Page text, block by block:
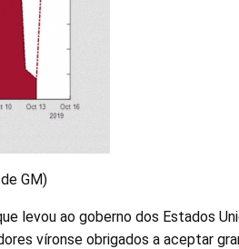
GM)
levou ao goberno dos Estados
víronse obrigados a aceptar